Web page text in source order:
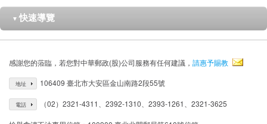
▼ 快速導覽
感謝您的蒞臨，若您對中華郵政(股)公司服務有任何建議， 請惠予賜教
地址 106409 臺北市大安區金山南路2段55號
電話 （02）2321-4311、2392-1310、2393-1261、2321-3625